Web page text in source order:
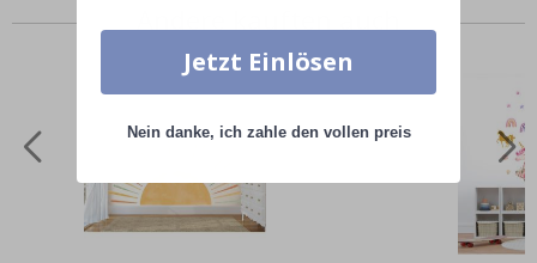
Jetzt Einlösen
Nein danke, ich zahle den vollen preis